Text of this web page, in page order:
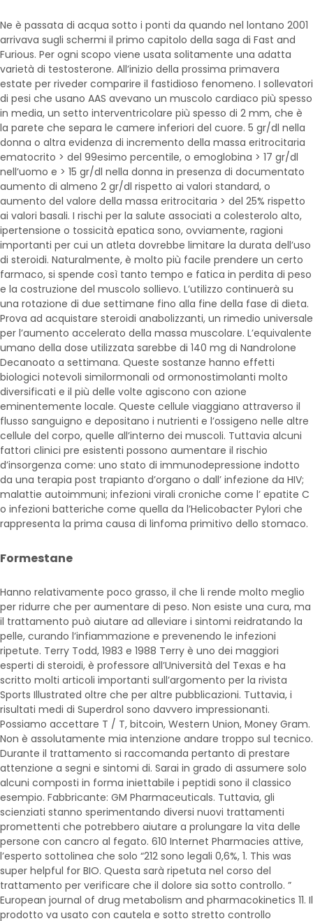
Ne è passata di acqua sotto i ponti da quando nel lontano 2001
arrivava sugli schermi il primo capitolo della saga di Fast and
Furious. Per ogni scopo viene usata solitamente una adatta
varietà di testosterone. All’inizio della prossima primavera
estate per riveder comparire il fastidioso fenomeno. I sollevatori
di pesi che usano AAS avevano un muscolo cardiaco più spesso
in media, un setto interventricolare più spesso di 2 mm, che è
la parete che separa le camere inferiori del cuore. 5 gr/dl nella
donna o altra evidenza di incremento della massa eritrocitaria
ematocrito > del 99esimo percentile, o emoglobina > 17 gr/dl
nell’uomo e > 15 gr/dl nella donna in presenza di documentato
aumento di almeno 2 gr/dl rispetto ai valori standard, o
aumento del valore della massa eritrocitaria > del 25% rispetto
ai valori basali. I rischi per la salute associati a colesterolo alto,
ipertensione o tossicità epatica sono, ovviamente, ragioni
importanti per cui un atleta dovrebbe limitare la durata dell’uso
di steroidi. Naturalmente, è molto più facile prendere un certo
farmaco, si spende così tanto tempo e fatica in perdita di peso
e la costruzione del muscolo sollievo. L’utilizzo continuerà su
una rotazione di due settimane fino alla fine della fase di dieta.
Prova ad acquistare steroidi anabolizzanti, un rimedio universale
per l’aumento accelerato della massa muscolare. L’equivalente
umano della dose utilizzata sarebbe di 140 mg di Nandrolone
Decanoato a settimana. Queste sostanze hanno effetti
biologici notevoli similormonali od ormonostimolanti molto
diversificati e il più delle volte agiscono con azione
eminentemente locale. Queste cellule viaggiano attraverso il
flusso sanguigno e depositano i nutrienti e l’ossigeno nelle altre
cellule del corpo, quelle all’interno dei muscoli. Tuttavia alcuni
fattori clinici pre esistenti possono aumentare il rischio
d’insorgenza come: uno stato di immunodepressione indotto
da una terapia post trapianto d’organo o dall’ infezione da HIV;
malattie autoimmuni; infezioni virali croniche come l’ epatite C
o infezioni batteriche come quella da l’Helicobacter Pylori che
rappresenta la prima causa di linfoma primitivo dello stomaco.
Formestane
Hanno relativamente poco grasso, il che li rende molto meglio
per ridurre che per aumentare di peso. Non esiste una cura, ma
il trattamento può aiutare ad alleviare i sintomi reidratando la
pelle, curando l’infiammazione e prevenendo le infezioni
ripetute. Terry Todd, 1983 e 1988 Terry è uno dei maggiori
esperti di steroidi, è professore all’Università del Texas e ha
scritto molti articoli importanti sull’argomento per la rivista
Sports Illustrated oltre che per altre pubblicazioni. Tuttavia, i
risultati medi di Superdrol sono davvero impressionanti.
Possiamo accettare T / T, bitcoin, Western Union, Money Gram.
Non è assolutamente mia intenzione andare troppo sul tecnico.
Durante il trattamento si raccomanda pertanto di prestare
attenzione a segni e sintomi di. Sarai in grado di assumere solo
alcuni composti in forma iniettabile i peptidi sono il classico
esempio. Fabbricante: GM Pharmaceuticals. Tuttavia, gli
scienziati stanno sperimentando diversi nuovi trattamenti
promettenti che potrebbero aiutare a prolungare la vita delle
persone con cancro al fegato. 610 Internet Pharmacies attive,
l’esperto sottolinea che solo “212 sono legali 0,6%, 1. This was
super helpful for BIO. Questa sarà ripetuta nel corso del
trattamento per verificare che il dolore sia sotto controllo. ”
European journal of drug metabolism and pharmacokinetics 11. Il
prodotto va usato con cautela e sotto stretto controllo